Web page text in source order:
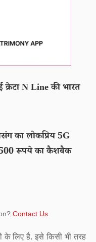
N Line की भारत
का लोकप्रिय 5G
रूपये का कैशबैक
Contact Us
के लिए है. इसे किसी भी तरह